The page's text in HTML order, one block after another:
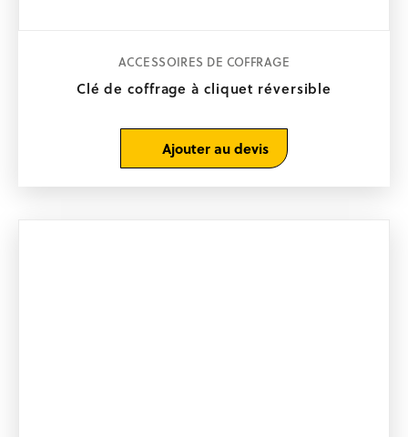
Clé de coffrage à cliquet réversible
ACCESSOIRES DE COFFRAGE
Ajouter au devis